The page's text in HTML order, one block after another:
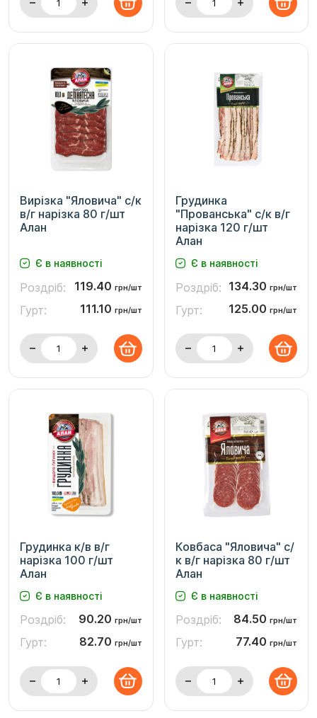
Вирізка "Яловича" с/к
в/г нарізка 80 г/шт
Алан
Є в наявності
Роздріб: 119.40 грн/шт
Гурт: 111.10 грн/шт
Грудинка
"Прованська" с/к в/г
нарізка 120 г/шт
Алан
Є в наявності
Роздріб: 134.30 грн/шт
Гурт: 125.00 грн/шт
Грудинка к/в в/г
нарізка 100 г/шт
Алан
Є в наявності
Роздріб: 90.20 грн/шт
Гурт: 82.70 грн/шт
Ковбаса "Яловича" с/
к в/г нарізка 80 г/шт
Алан
Є в наявності
Роздріб: 84.50 грн/шт
Гурт: 77.40 грн/шт